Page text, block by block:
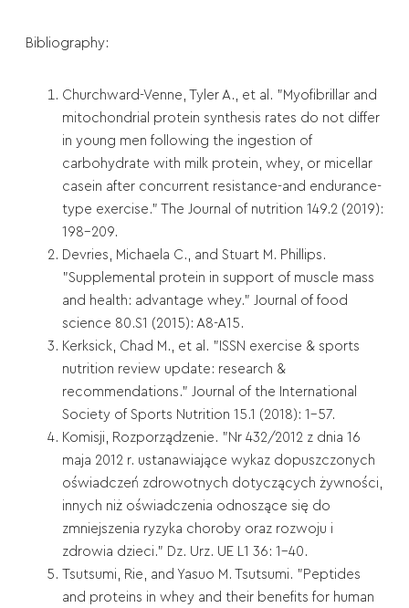
Bibliography:
Churchward-Venne, Tyler A., et al. "Myofibrillar and
mitochondrial protein synthesis rates do not differ
in young men following the ingestion of
carbohydrate with milk protein, whey, or micellar
casein after concurrent resistance-and endurance-
type exercise." The Journal of nutrition 149.2 (2019):
198-209.
Devries, Michaela C., and Stuart M. Phillips.
"Supplemental protein in support of muscle mass
and health: advantage whey." Journal of food
science 80.S1 (2015): A8-A15.
Kerksick, Chad M., et al. "ISSN exercise & sports
nutrition review update: research &
recommendations." Journal of the International
Society of Sports Nutrition 15.1 (2018): 1-57.
Komisji, Rozporządzenie. "Nr 432/2012 z dnia 16
maja 2012 r. ustanawiające wykaz dopuszczonych
oświadczeń zdrowotnych dotyczących żywności,
innych niż oświadczenia odnoszące się do
zmniejszenia ryzyka choroby oraz rozwoju i
zdrowia dzieci." Dz. Urz. UE L1 36: 1-40.
Tsutsumi, Rie, and Yasuo M. Tsutsumi. "Peptides
and proteins in whey and their benefits for human